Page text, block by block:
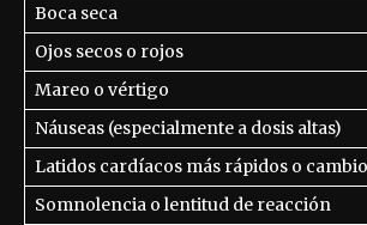
Boca seca
Ojos secos o rojos
Mareo o vértigo
Náuseas (especialmente a dosis altas)
Latidos cardíacos más rápidos o
Somnolencia o lentitud de reacción